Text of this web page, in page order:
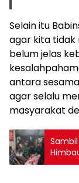
Selain itu
agar kita tidak
belum jelas
antara
agar selalu
masyarakat